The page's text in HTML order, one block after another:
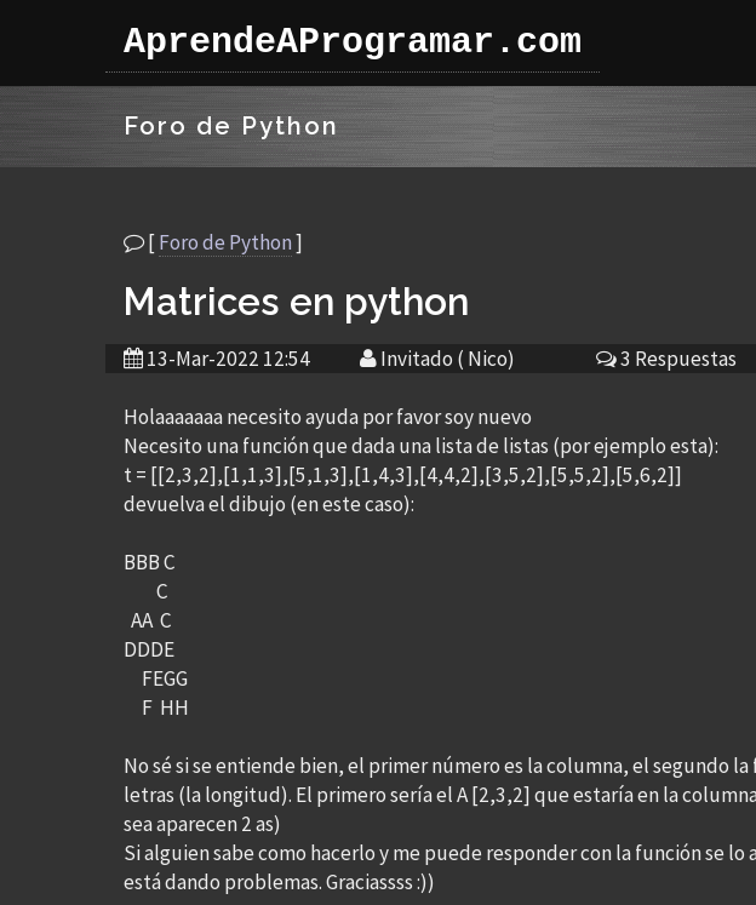
AprendeAProgramar.com
Foro de Python
[Foro de Python]
Matrices en python
13-Mar-2022 12:54 Invitado ( Nico) 3 Respuestas
Holaaaaaaa necesito ayuda por favor soy nuevo
Necesito una función que dada una lista de listas (por ejemplo esta):
t = [[2,3,2],[1,1,3],[5,1,3],[1,4,3],[4,4,2],[3,5,2],[5,5,2],[5,6,2]]
devuelva el dibujo (en este caso):
BBB C
C
AA C
DDDE
FEGG
F HH
No sé si se entiende bien, el primer número es la columna, el segundo
letras (la longitud). El primero sería el A [2,3,2] que estaría en la
sea aparecen 2 as)
Si alguien sabe como hacerlo y me puede responder con la función se
está dando problemas. Graciassss :))